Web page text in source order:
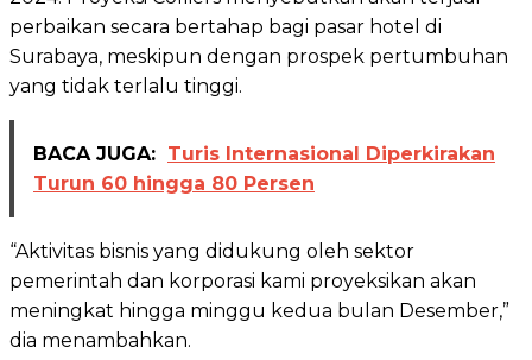
perbaikan secara bertahap bagi pasar hotel di
Surabaya, meskipun dengan prospek pertumbuhan
yang tidak terlalu tinggi.
BACA JUGA: Turis Internasional Diperkirakan
Turun 60 hingga 80 Persen
“Aktivitas bisnis yang didukung oleh sektor
pemerintah dan korporasi kami proyeksikan akan
meningkat hingga minggu kedua bulan Desember,”
dia menambahkan.